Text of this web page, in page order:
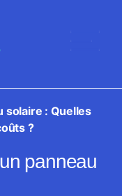
solaire : Quelles
?
panneau